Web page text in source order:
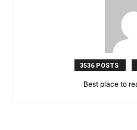
3536 POSTS
Best place to